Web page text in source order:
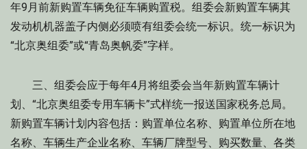
年9月前新购置车辆免征车辆购置税。组委会新购置车辆其
发动机机器盖子内侧必须喷有组委会统一标识。统一标识为
“北京奥组委”或“青岛奥帆委”字样。
三、组委会应于每年4月将组委会当年新购置车辆计
划、“北京奥组委专用车辆卡”式样统一报送国家税务总局。
新购置车辆计划内容包括：购置单位名称、购置单位所在地
名称、车辆生产企业名称、车辆厂牌型号、购买数量、各类